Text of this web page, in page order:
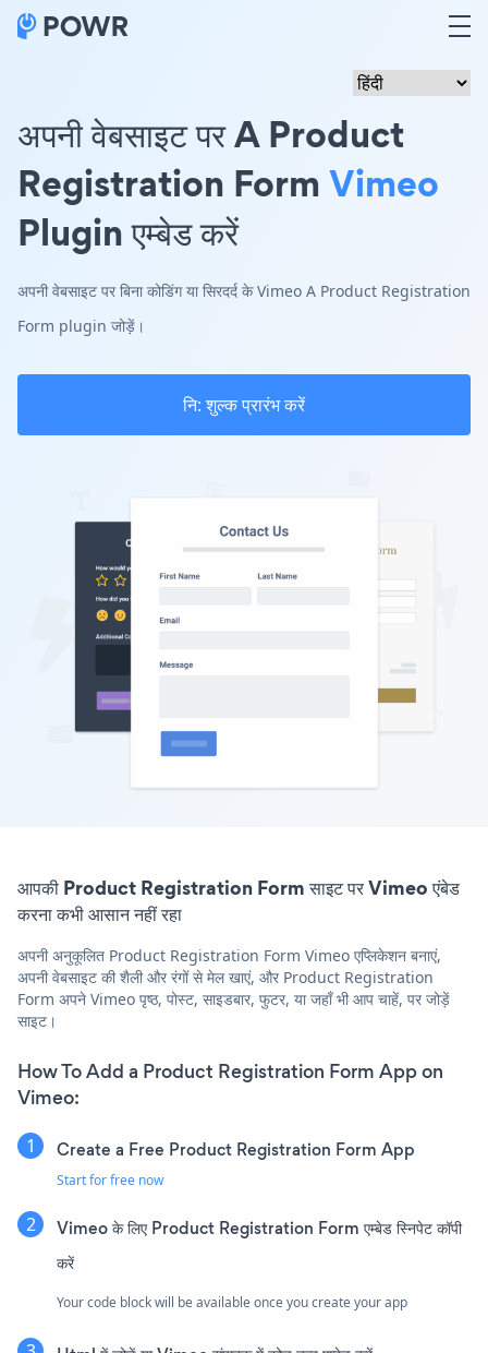
अपनी वेबसाइट पर A Product
Registration Form Vimeo
Plugin एम्बेड करें
अपनी वेबसाइट पर बिना कोडिंग या सिरदर्द के Vimeo A Product Registration
Form plugin जोड़ें।
नि: शुल्क प्रारंभ करें
आपकी Product Registration Form साइट पर Vimeo एंबेड
करना कभी आसान नहीं रहा
अपनी अनुकूलित Product Registration Form Vimeo एप्लिकेशन बनाएं,
अपनी वेबसाइट की शैली और रंगों से मेल खाएं, और Product Registration
Form अपने Vimeo पृष्ठ, पोस्ट, साइडबार, फुटर, या जहाँ भी आप चाहें, पर जोड़ें
साइट।
How To Add a Product Registration Form App on
Vimeo:
Create a Free Product Registration Form App
Start for free now
Vimeo के लिए Product Registration Form एम्बेड स्निपेट कॉपी
करें
Your code block will be available once you create your app